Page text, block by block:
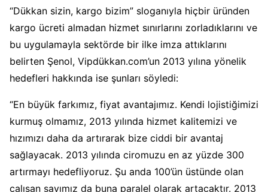
“Dükkan sizin, kargo bizim” sloganıyla hiçbir üründen
kargo ücreti almadan hizmet sınırlarını zorladıklarını ve
bu uygulamayla sektörde bir ilke imza attıklarını
belirten Şenol, Vipdükkan.com’un 2013 yılına yönelik
hedefleri hakkında ise şunları söyledi:
“En büyük farkımız, fiyat avantajımız. Kendi lojistiğimizi
kurmuş olmamız, 2013 yılında hizmet kalitemizi ve
hızımızı daha da artırarak bize ciddi bir avantaj
sağlayacak. 2013 yılında ciromuzu en az yüzde 300
artırmayı hedefliyoruz. Şu anda 100’ün üstünde olan
çalışan sayımız da buna paralel olarak artacaktır. 2013